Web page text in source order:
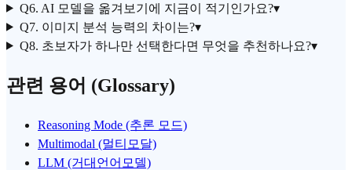
Q6. AI 모델을 옮겨보기에 지금이 적기인가요?▾
Q7. 이미지 분석 능력의 차이는?▾
Q8. 초보자가 하나만 선택한다면 무엇을 추천하나요?▾
관련 용어 (Glossary)
Reasoning Mode (추론 모드)
Multimodal (멀티모달)
LLM (거대언어모델)